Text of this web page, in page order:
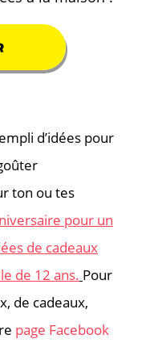
d’idées pour
ton ou tes
pour un
de cadeaux
de 12 ans. Pour
de cadeaux,
page Facebook